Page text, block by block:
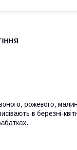
рожевого,
в березні-